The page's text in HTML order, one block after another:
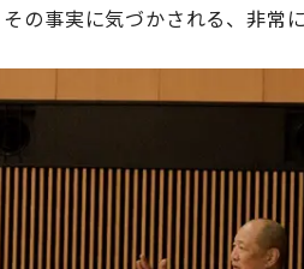
の事実に気づかされる、非常